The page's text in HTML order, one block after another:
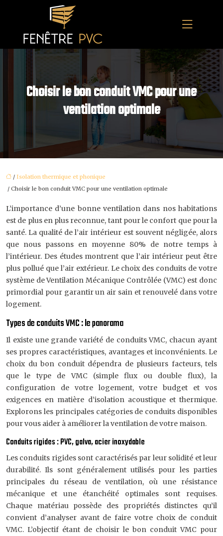
Choisir le bon conduit VMC pour une
ventilation optimale
/ Isolation thermique et phonique
/ Choisir le bon conduit VMC pour une ventilation optimale
L’importance d’une bonne ventilation dans nos habitations
est de plus en plus reconnue, tant pour le confort que pour la
santé. La qualité de l’air intérieur est souvent négligée, alors
que nous passons en moyenne 80% de notre temps à
l’intérieur. Des études montrent que l’air intérieur peut être
plus pollué que l’air extérieur. Le choix des conduits de votre
système de Ventilation Mécanique Contrôlée (VMC) est donc
primordial pour garantir un air sain et renouvelé dans votre
logement.
Types de conduits VMC : le panorama
Il existe une grande variété de conduits VMC, chacun ayant
ses propres caractéristiques, avantages et inconvénients. Le
choix du bon conduit dépendra de plusieurs facteurs, tels
que le type de VMC (simple flux ou double flux), la
configuration de votre logement, votre budget et vos
exigences en matière d’isolation acoustique et thermique.
Explorons les principales catégories de conduits disponibles
pour vous aider à améliorer la ventilation de votre maison.
Conduits rigides : PVC, galva, acier inoxydable
Les conduits rigides sont caractérisés par leur solidité et leur
durabilité. Ils sont généralement utilisés pour les parties
principales du réseau de ventilation, où une résistance
mécanique et une étanchéité optimales sont requises.
Chaque matériau possède des propriétés distinctes qu’il
convient d’analyser avant de faire votre choix de conduit
VMC. L’objectif étant de choisir le bon conduit VMC pour